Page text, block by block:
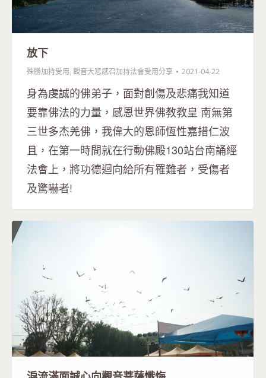
放下
殊勝加持受用, 觀音大悲感召加持法會受用分享 2021-04-22
身為虔誠的佛弟子，面對創傷及悲痛我知道
要靠佛法的力量，感恩世界佛教教皇 南無第
三世多杰羌佛，我偉大的恩師恆性嘉措仁波
且，在第一時間就在行動佛殿130站台南誦經
法會上，將功德迴向給所有罹難者，受傷者
及驚嚇者!